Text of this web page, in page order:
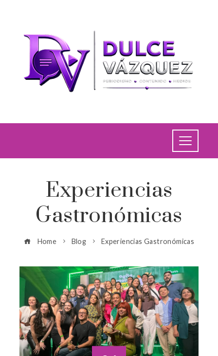
Experiencias
Gastronómicas
Home Blog Experiencias Gastronómicas